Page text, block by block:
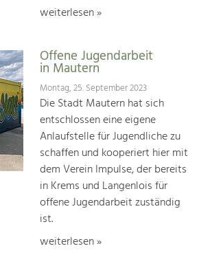
weiterlesen »
Offene Jugendarbeit
in Mautern
Montag, 25. September 2023
Die Stadt Mautern hat sich
entschlossen eine eigene
Anlaufstelle für Jugendliche zu
schaffen und kooperiert hier mit
dem Verein Impulse, der bereits
in Krems und Langenlois für
offene Jugendarbeit zuständig
ist.
weiterlesen »